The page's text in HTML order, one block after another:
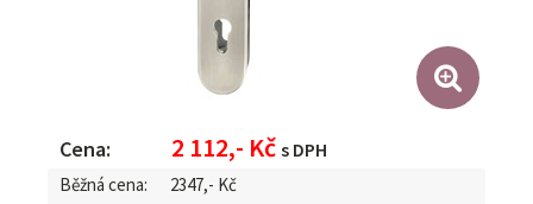
Cena: 2 112,- Kč s DPH
Běžná cena: 2347,- Kč